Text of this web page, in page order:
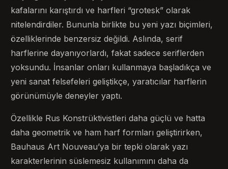
kafalarını karıştırdı ve harfleri “grotesk” olarak
nitelendirdiler. Bununla birlikte bu yeni yazı biçimleri,
özelliklerinde benzersiz değildi. Aslında, serif
harflerine dayanıyorlardı, fakat sadece seriflerden
yoksundu. İnsanlar onları kullanmaya başladıkça ve
yeni sanat felsefeleri geliştikçe, yaratıcılar harflerin
görünümüyle deneyler yaptı.
Özellikle Rus Konstrüktivistleri daha güçlü ve hatta
daha geometrik ve ham harf formları geliştirirken,
Bauhaus Art Nouveau’ya bir tepki olarak yazı
karakterlerinin süslemesiz kullanımını daha da